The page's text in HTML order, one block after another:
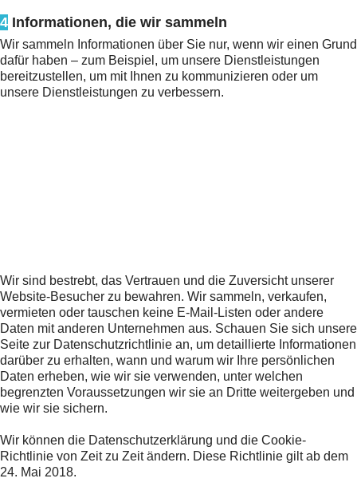
4 Informationen, die wir sammeln
Wir sammeln Informationen über Sie nur, wenn wir einen Grund
dafür haben – zum Beispiel, um unsere Dienstleistungen
bereitzustellen, um mit Ihnen zu kommunizieren oder um
unsere Dienstleistungen zu verbessern.
Wir sind bestrebt, das Vertrauen und die Zuversicht unserer
Website-Besucher zu bewahren. Wir sammeln, verkaufen,
vermieten oder tauschen keine E-Mail-Listen oder andere
Daten mit anderen Unternehmen aus. Schauen Sie sich unsere
Seite zur Datenschutzrichtlinie an, um detaillierte Informationen
darüber zu erhalten, wann und warum wir Ihre persönlichen
Daten erheben, wie wir sie verwenden, unter welchen
begrenzten Voraussetzungen wir sie an Dritte weitergeben und
wie wir sie sichern.
Wir können die Datenschutzerklärung und die Cookie-
Richtlinie von Zeit zu Zeit ändern. Diese Richtlinie gilt ab dem
24. Mai 2018.